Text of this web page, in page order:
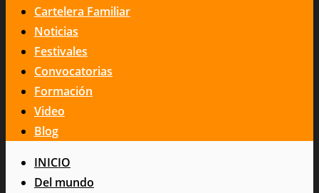
Cartelera Familiar
Noticias
Festivales
Convocatorias
Formación
Video
Blog
INICIO
Del mundo